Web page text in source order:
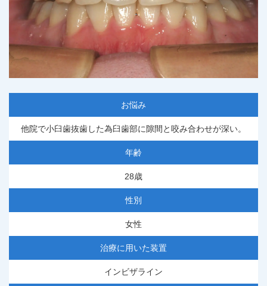
お悩み
他院で小臼歯抜歯した為臼歯部に隙間と咬み合わせが深い。
年齢
28歳
性別
女性
治療に用いた装置
インビザライン